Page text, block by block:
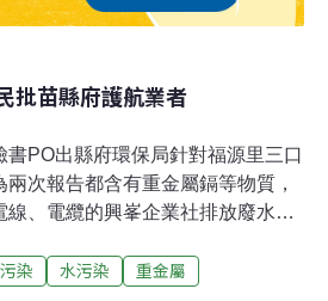
批苗縣府護航業者
PO出縣府環保局針對福源里三口
次報告都含有重金屬鎘等物質，
線、電纜的興峯企業社排放廢水污
單位已前往稽查近20次，均未發現
染 水污染 重金屬